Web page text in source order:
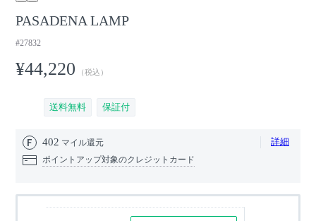
PASADENA LAMP
#27832
¥44,220 （税込）
送料無料 保証付
402 マイル還元 詳細
ポイントアップ対象のクレジットカード